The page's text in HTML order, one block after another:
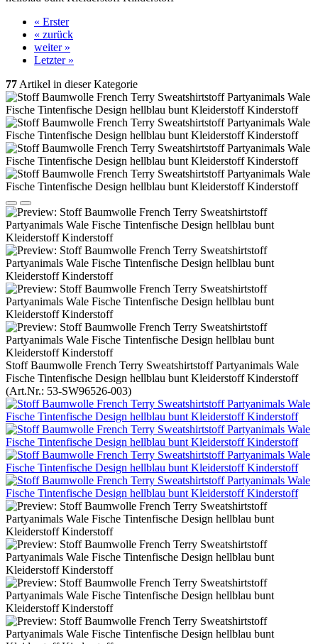
« Erster
« zurück
weiter »
Letzter »
77 Artikel in dieser Kategorie
Stoff Baumwolle French Terry Sweatshirtstoff Partyanimals Wale
Fische Tintenfische Design hellblau bunt Kleiderstoff Kinderstoff
(Art.Nr.: 53-SW96526-003)